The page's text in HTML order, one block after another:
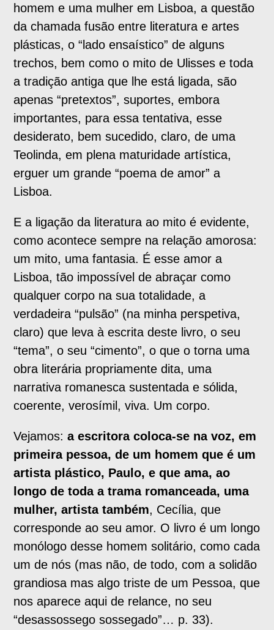
homem e uma mulher em Lisboa, a questão
da chamada fusão entre literatura e artes
plásticas, o “lado ensaístico” de alguns
trechos, bem como o mito de Ulisses e toda
a tradição antiga que lhe está ligada, são
apenas “pretextos”, suportes, embora
importantes, para essa tentativa, esse
desiderato, bem sucedido, claro, de uma
Teolinda, em plena maturidade artística,
erguer um grande “poema de amor” a
Lisboa.
E a ligação da literatura ao mito é evidente,
como acontece sempre na relação amorosa:
um mito, uma fantasia. É esse amor a
Lisboa, tão impossível de abraçar como
qualquer corpo na sua totalidade, a
verdadeira “pulsão” (na minha perspetiva,
claro) que leva à escrita deste livro, o seu
“tema”, o seu “cimento”, o que o torna uma
obra literária propriamente dita, uma
narrativa romanesca sustentada e sólida,
coerente, verosímil, viva. Um corpo.
Vejamos:a escritora coloca-se na voz, em
primeira pessoa, de um homem que é um
artista plástico, Paulo, e que ama, ao
longo de toda a trama romanceada, uma
mulher, artista também, Cecília, que
corresponde ao seu amor. O livro é um longo
monólogo desse homem solitário, como cada
um de nós (mas não, de todo, com a solidão
grandiosa mas algo triste de um Pessoa, que
nos aparece aqui de relance, no seu
“desassossego sossegado”… p. 33).